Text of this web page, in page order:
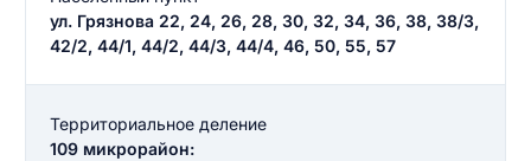
ул. Грязнова 22, 24, 26, 28, 30, 32, 34, 36, 38, 38/3,
42/2, 44/1, 44/2, 44/3, 44/4, 46, 50, 55, 57
Территориальное деление
109 микрорайон: